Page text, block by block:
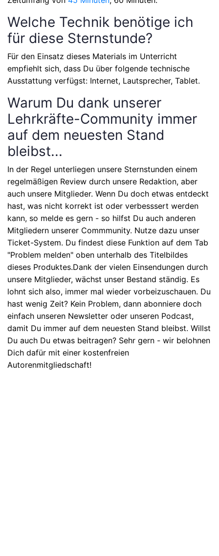
Welche Technik benötige ich
für diese Sternstunde?
Für den Einsatz dieses Materials im Unterricht
empfiehlt sich, dass Du über folgende technische
Ausstattung verfügst: Internet, Lautsprecher, Tablet.
Warum Du dank unserer
Lehrkräfte-Community immer
auf dem neuesten Stand
bleibst...
In der Regel unterliegen unsere Sternstunden einem
regelmäßigen Review durch unsere Redaktion, aber
auch unsere Mitglieder. Wenn Du doch etwas entdeckt
hast, was nicht korrekt ist oder verbesssert werden
kann, so melde es gern - so hilfst Du auch anderen
Mitgliedern unserer Commmunity. Nutze dazu unser
Ticket-System. Du findest diese Funktion auf dem Tab
"Problem melden" oben unterhalb des Titelbildes
dieses Produktes.Dank der vielen Einsendungen durch
unsere Mitglieder, wächst unser Bestand ständig. Es
lohnt sich also, immer mal wieder vorbeizuschauen. Du
hast wenig Zeit? Kein Problem, dann abonniere doch
einfach unseren Newsletter oder unseren Podcast,
damit Du immer auf dem neuesten Stand bleibst. Willst
Du auch Du etwas beitragen? Sehr gern - wir belohnen
Dich dafür mit einer kostenfreien
Autorenmitgliedschaft!